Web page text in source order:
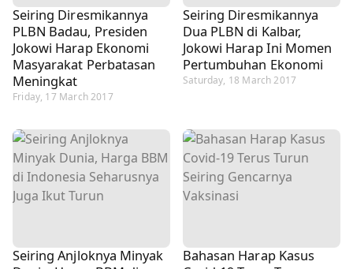
Seiring Diresmikannya
PLBN Badau, Presiden
Jokowi Harap Ekonomi
Masyarakat Perbatasan
Meningkat
Friday, 17 March 2017
Seiring Diresmikannya
Dua PLBN di Kalbar,
Jokowi Harap Ini Momen
Pertumbuhan Ekonomi
Saturday, 18 March 2017
Seiring Anjloknya Minyak
Bahasan Harap Kasus